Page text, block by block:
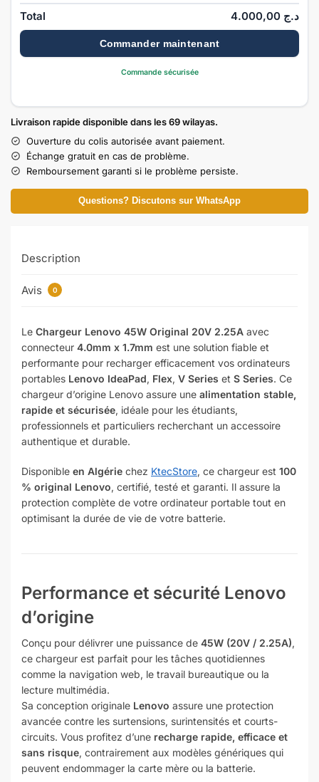
Total د.ج
Commander maintenant
Commande sécurisée
Livraison rapide disponible dans les 69 wilayas.
Ouverture du colis autorisée avant paiement.
Échange gratuit en cas de problème.
Remboursement garanti si le problème persiste.
Questions? Discutons sur WhatsApp
Description
Avis 0
Le Chargeur Lenovo 45W Original 20V 2.25A avec
connecteur 4.0mm x 1.7mm est une solution fiable et
performante pour recharger efficacement vos ordinateurs
portables Lenovo IdeaPad, Flex, V Series et S Series. Ce
chargeur d’origine Lenovo assure une alimentation stable,
rapide et sécurisée, idéale pour les étudiants,
professionnels et particuliers recherchant un accessoire
authentique et durable.
Disponible en Algérie chez KtecStore, ce chargeur est 100
% original Lenovo, certifié, testé et garanti. Il assure la
protection complète de votre ordinateur portable tout en
optimisant la durée de vie de votre batterie.
Performance et sécurité Lenovo
d’origine
Conçu pour délivrer une puissance de 45W (20V / 2.25A),
ce chargeur est parfait pour les tâches quotidiennes
comme la navigation web, le travail bureautique ou la
lecture multimédia.
Sa conception originale Lenovo assure une protection
avancée contre les surtensions, surintensités et courts-
circuits. Vous profitez d’une recharge rapide, efficace et
sans risque, contrairement aux modèles génériques qui
peuvent endommager la carte mère ou la batterie.